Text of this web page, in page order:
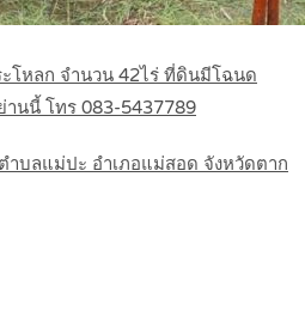
โหลก จำนวน 42ไร่ ที่ดินมีโฉนด
านนี้ โทร 083-5437789
บลแม่ปะ อำเภอแม่สอด จังหวัดตาก